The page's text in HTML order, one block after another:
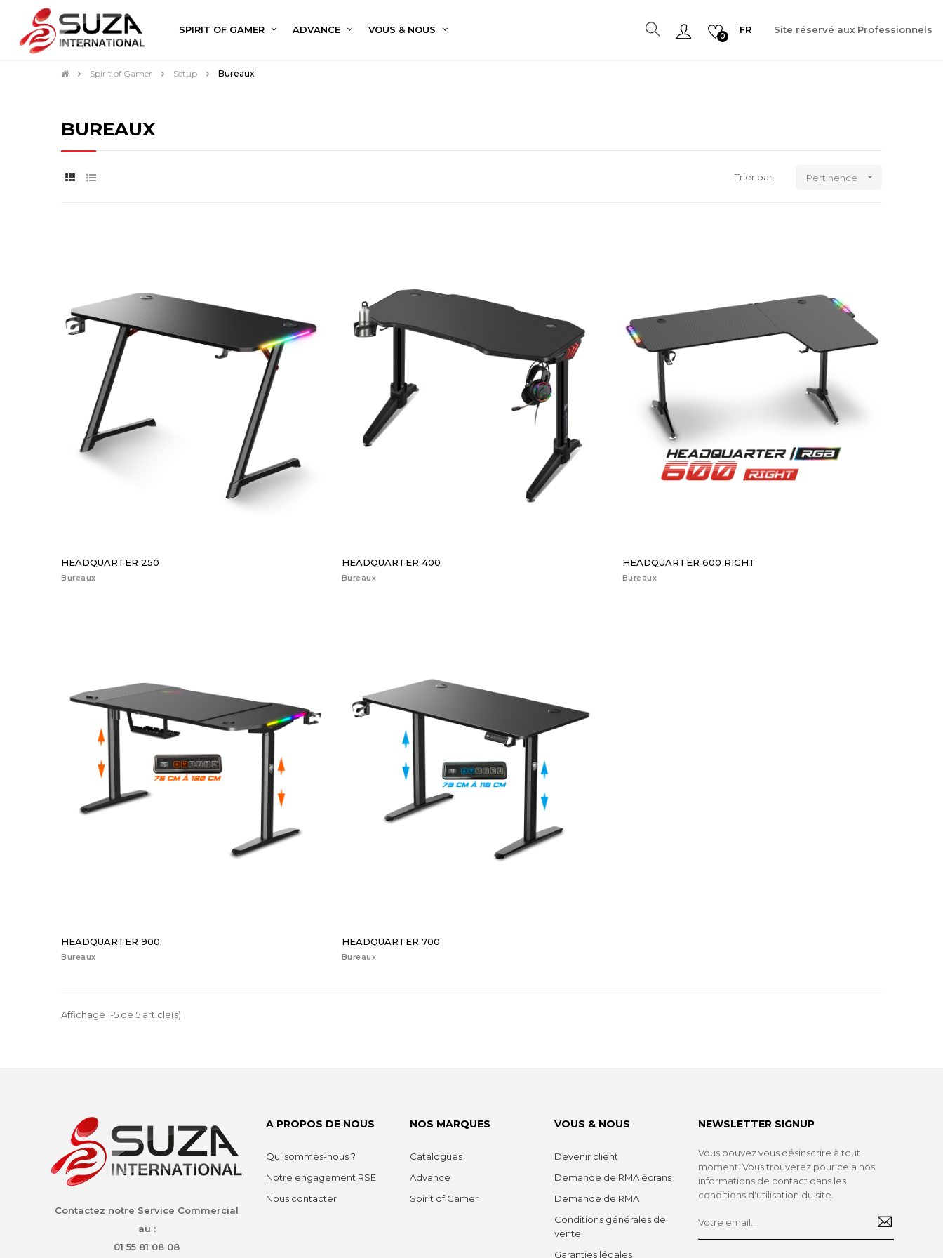
SPIRIT OF GAMER ADVANCE VOUS & NOUS
0
FR Site réservé aux Professionnels
Spirit of Gamer Setup Bureaux
BUREAUX
Trier par: Pertinence 
HEADQUARTER 250
Bureaux
HEADQUARTER 400
Bureaux
HEADQUARTER 600 RIGHT
Bureaux
HEADQUARTER 900
Bureaux
HEADQUARTER 700
Bureaux
Affichage 1-5 de 5 article(s)
Contactez notre Service Commercial
au :
01 55 81 08 08
A PROPOS DE NOUS
Qui sommes-nous ?
Notre engagement RSE
Nous contacter
NOS MARQUES
Catalogues
Advance
Spirit of Gamer
VOUS & NOUS
Devenir client
Demande de RMA écrans
Demande de RMA
Conditions générales de
vente
Garanties légales
NEWSLETTER SIGNUP
Vous pouvez vous désinscrire à tout
moment. Vous trouverez pour cela nos
informations de contact dans les
conditions d'utilisation du site.